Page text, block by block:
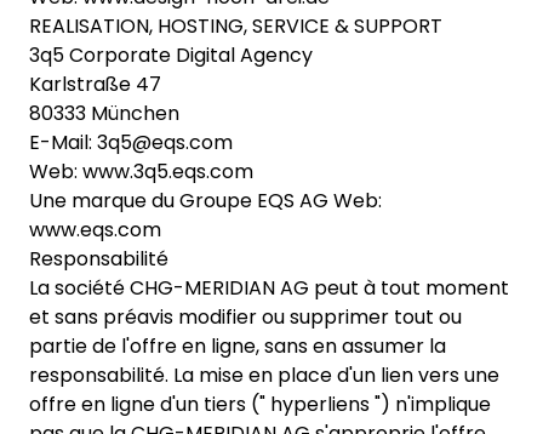
REALISATION, HOSTING, SERVICE & SUPPORT
3q5 Corporate Digital Agency
Karlstraße 47
80333 München
E-Mail: 3q5@eqs.com
Web: www.3q5.eqs.com
Une marque du Groupe EQS AG Web:
www.eqs.com
Responsabilité
La société CHG-MERIDIAN AG peut à tout moment
et sans préavis modifier ou supprimer tout ou
partie de l'offre en ligne, sans en assumer la
responsabilité. La mise en place d'un lien vers une
offre en ligne d'un tiers (" hyperliens ") n'implique